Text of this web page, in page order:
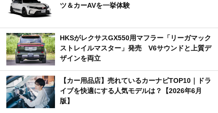
ツ＆カーAVを一挙体験
HKSがレクサスGX550用マフラー「リーガマック
ストレイルマスター」発売 V6サウンドと上質デ
ザインを両立
【カー用品店】売れているカーナビTOP10｜ドラ
イブを快適にする人気モデルは？【2026年6月
版】